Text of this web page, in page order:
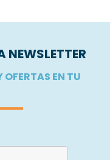
NEWSLETTER
EN TU